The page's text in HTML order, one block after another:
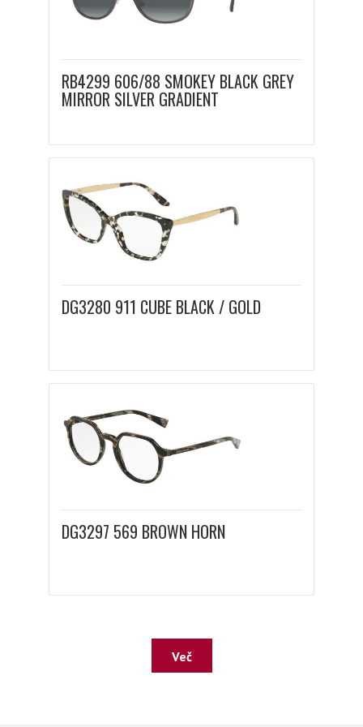
RB4299 606/88 SMOKEY BLACK GREY
MIRROR SILVER GRADIENT
DG3280 911 CUBE BLACK / GOLD
DG3297 569 BROWN HORN
Več